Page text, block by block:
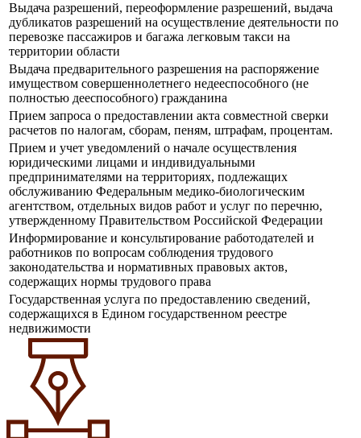
Выдача разрешений, переоформление разрешений, выдача
дубликатов разрешений на осуществление деятельности по
перевозке пассажиров и багажа легковым такси на
территории области
Выдача предварительного разрешения на распоряжение
имуществом совершеннолетнего недееспособного (не
полностью дееспособного) гражданина
Прием запроса о предоставлении акта совместной сверки
расчетов по налогам, сборам, пеням, штрафам, процентам.
Прием и учет уведомлений о начале осуществления
юридическими лицами и индивидуальными
предпринимателями на территориях, подлежащих
обслуживанию Федеральным медико-биологическим
агентством, отдельных видов работ и услуг по перечню,
утвержденному Правительством Российской Федерации
Информирование и консультирование работодателей и
работников по вопросам соблюдения трудового
законодательства и нормативных правовых актов,
содержащих нормы трудового права
Государственная услуга по предоставлению сведений,
содержащихся в Едином государственном реестре
недвижимости